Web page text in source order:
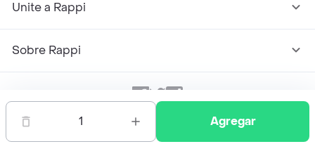
1 Agregar
Unite a Rappi
Sobre Rappi
Facebook
TwitterInstagram
2026 Rappi Inc. All rights reserved.